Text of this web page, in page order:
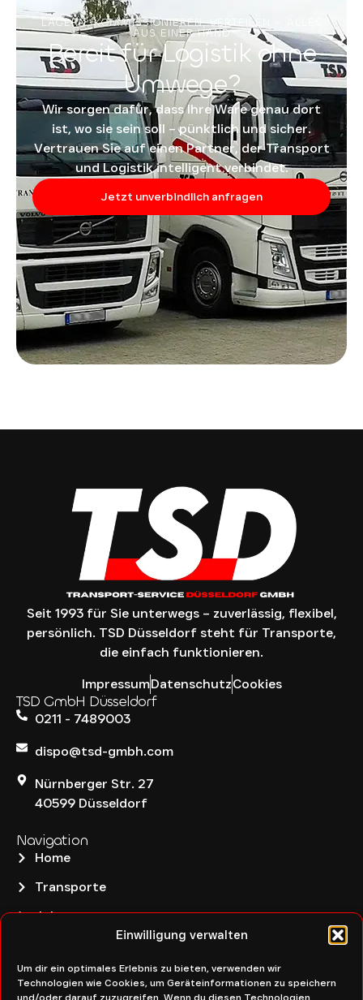
Einwilligung verwalten
Um dir ein optimales Erlebnis zu bieten, verwenden wir
Technologien wie Cookies, um Geräteinformationen zu speichern
und/oder darauf zuzugreifen. Wenn du diesen Technologien
LAGERN, KOMMISSIONIEREN, VERTEILEN – ALLES
AUS EINER HAND
Bereit für Logistik ohne
Umwege?
Wir sorgen dafür, dass Ihre Ware genau dort
ist, wo sie sein soll – pünktlich und sicher.
Vertrauen Sie auf einen Partner, der Transport
und Logistik intelligent verbindet.
Jetzt unverbindlich anfragen
Seit 1993 für Sie unterwegs – zuverlässig, flexibel,
persönlich. TSD Düsseldorf steht für Transporte,
die einfach funktionieren.
ImpressumDatenschutzCookies
Navigation
Home
Transporte
Jobs
Kontakt
TSD GmbH Düsseldorf
0211 - 7489003
dispo@tsd-gmbh.com
Nürnberger Str. 27
40599 Düsseldorf